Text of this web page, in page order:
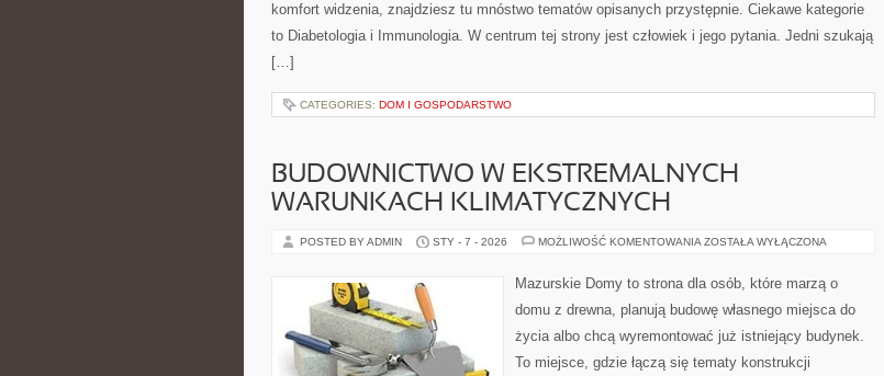
komfort widzenia, znajdziesz tu mnóstwo tematów opisanych przystępnie. Ciekawe kategorie
to Diabetologia i Immunologia. W centrum tej strony jest człowiek i jego pytania. Jedni szukają
[…]
CATEGORIES: DOM I GOSPODARSTWO
BUDOWNICTWO W EKSTREMALNYCH
WARUNKACH KLIMATYCZNYCH
POSTED BY ADMIN STY - 7 - 2026 MOŻLIWOŚĆ KOMENTOWANIA BUDOWNICTWO
WARUNKACH
KLIMATYCZNYCH
ZOSTAŁA WYŁĄCZONA
Mazurskie Domy to strona dla osób, które marzą o
domu z drewna, planują budowę własnego miejsca do
życia albo chcą wyremontować już istniejący budynek.
To miejsce, gdzie łączą się tematy konstrukcji